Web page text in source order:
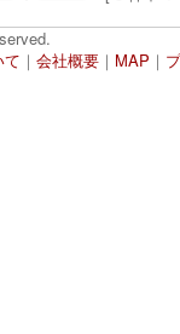
て ｜ 会社概要 ｜ MAP ｜